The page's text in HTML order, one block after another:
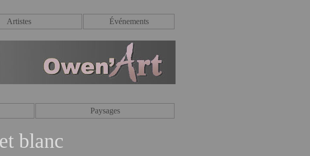
Événements
Paysages
blanc